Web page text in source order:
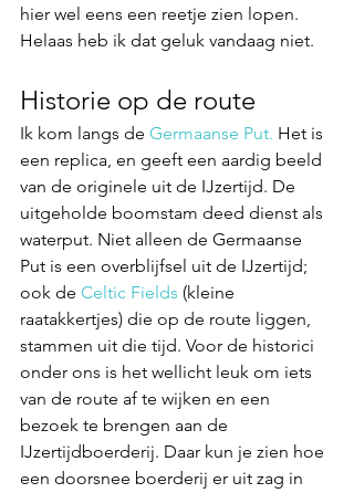
hier wel eens een reetje zien lopen.
Helaas heb ik dat geluk vandaag niet.
Historie op de route
Ik kom langs de Germaanse Put. Het is
een replica, en geeft een aardig beeld
van de originele uit de IJzertijd. De
uitgeholde boomstam deed dienst als
waterput. Niet alleen de Germaanse
Put is een overblijfsel uit de IJzertijd;
ook de Celtic Fields (kleine
raatakkertjes) die op de route liggen,
stammen uit die tijd. Voor de historici
onder ons is het wellicht leuk om iets
van de route af te wijken en een
bezoek te brengen aan de
IJzertijdboerderij. Daar kun je zien hoe
een doorsnee boerderij er uit zag in